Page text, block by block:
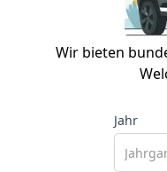
Wir bieten
Jahr